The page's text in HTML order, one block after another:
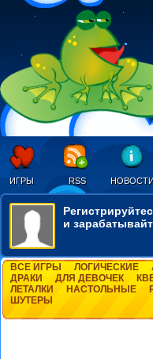
ИГРЫ RSS
и
ВСЕ ИГРЫ ЛОГИЧЕСКИЕ
ДРАКИ
ДЛЯ ДЕВОЧЕК
ЛЕТАЛКИ
НАСТОЛЬНЫЕ
ШУТЕРЫ